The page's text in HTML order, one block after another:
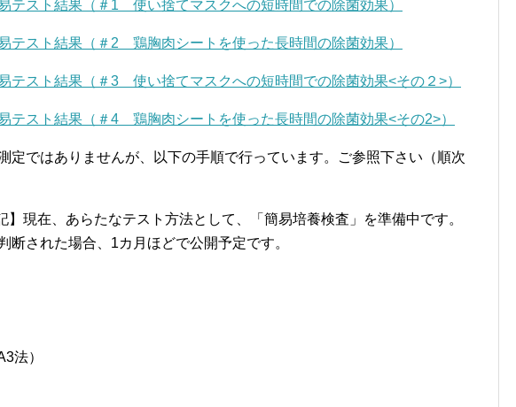
テスト結果（＃1 使い捨てマスクへの短時間での除菌効果）
テスト結果（＃2 鶏胸肉シートを使った長時間の除菌効果）
テスト結果（＃3 使い捨てマスクへの短時間での除菌効果<その２>）
テスト結果（＃4 鶏胸肉シートを使った長時間の除菌効果<その2>）
定ではありませんが、以下の手順で行っています。ご参照下さい（順次
】現在、あらたなテスト方法として、「簡易培養検査」を準備中です。
断された場合、1カ月ほどで公開予定です。
法）